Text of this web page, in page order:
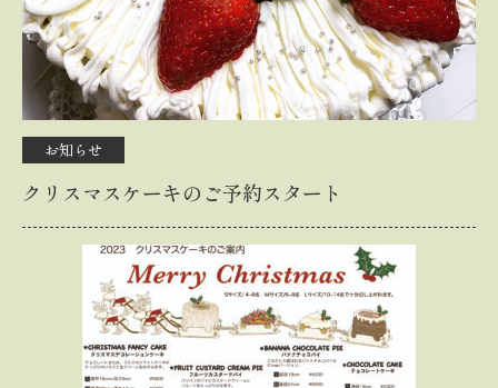
お知らせ
クリスマスケーキのご予約スタート